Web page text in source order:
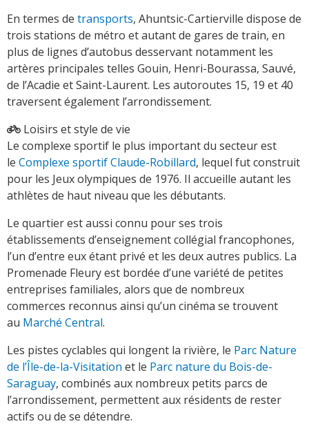
En termes de transports, Ahuntsic-Cartierville dispose de
trois stations de métro et autant de gares de train, en
plus de lignes d’autobus desservant notamment les
artères principales telles Gouin, Henri-Bourassa, Sauvé,
de l’Acadie et Saint-Laurent. Les autoroutes 15, 19 et 40
traversent également l’arrondissement.
Loisirs et style de vie
Le complexe sportif le plus important du secteur est
le Complexe sportif Claude-Robillard, lequel fut construit
pour les Jeux olympiques de 1976. Il accueille autant les
athlètes de haut niveau que les débutants.
Le quartier est aussi connu pour ses trois
établissements d’enseignement collégial francophones,
l’un d’entre eux étant privé et les deux autres publics. La
Promenade Fleury est bordée d’une variété de petites
entreprises familiales, alors que de nombreux
commerces reconnus ainsi qu’un cinéma se trouvent
au Marché Central.
Les pistes cyclables qui longent la rivière, le Parc Nature
de l’Île-de-la-Visitation et le Parc nature du Bois-de-
Saraguay, combinés aux nombreux petits parcs de
l’arrondissement, permettent aux résidents de rester
actifs ou de se détendre.